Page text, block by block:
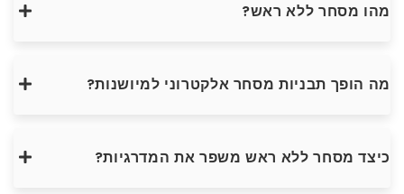
מהו מסחר ללא ראש?
מה הופך תבניות מסחר אלקטרוני למיושנות?
כיצד מסחר ללא ראש משפר את המדרגיות?